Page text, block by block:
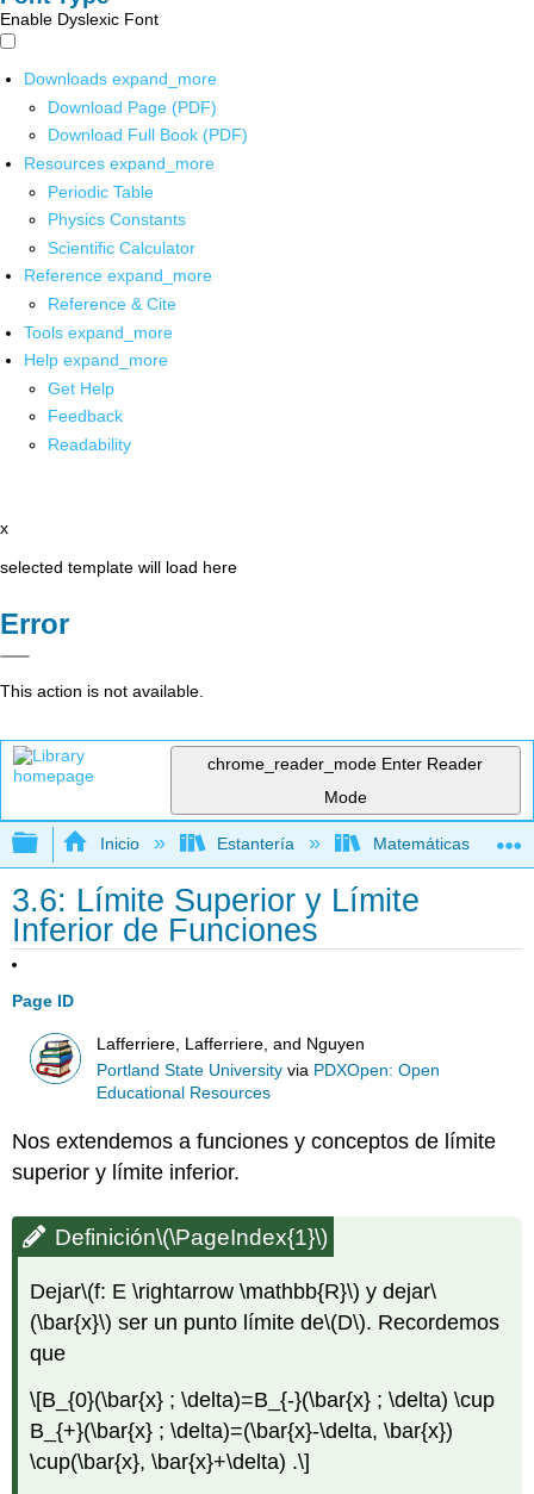
Enable Dyslexic Font
Downloads expand_more
Download Page (PDF)
Download Full Book (PDF)
Resources expand_more
Periodic Table
Physics Constants
Scientific Calculator
Reference expand_more
Reference & Cite
Tools expand_more
Help expand_more
Get Help
Feedback
Readability
x
selected template will load here
Error
This action is not available.
chrome_reader_mode Enter Reader
Mode
Expandir/contraer jerarquía global
Inicio Estantería Matemáticas
3.6: Límite Superior y Límite
Inferior de Funciones
Page ID
Lafferriere, Lafferriere, and Nguyen
Portland State University via PDXOpen: Open
Educational Resources
Nos extendemos a funciones y conceptos de límite
superior y límite inferior.
Definición\(\PageIndex{1}\)
Dejar\(f: E \rightarrow \mathbb{R}\) y dejar\
(\bar{x}\) ser un punto límite de\(D\). Recordemos
que
\[B_{0}(\bar{x} ; \delta)=B_{-}(\bar{x} ; \delta) \cup
B_{+}(\bar{x} ; \delta)=(\bar{x}-\delta, \bar{x})
\cup(\bar{x}, \bar{x}+\delta) .\]